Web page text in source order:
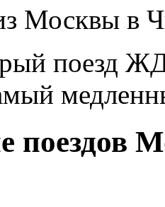
Москвы в
поезд ЖД
поездов